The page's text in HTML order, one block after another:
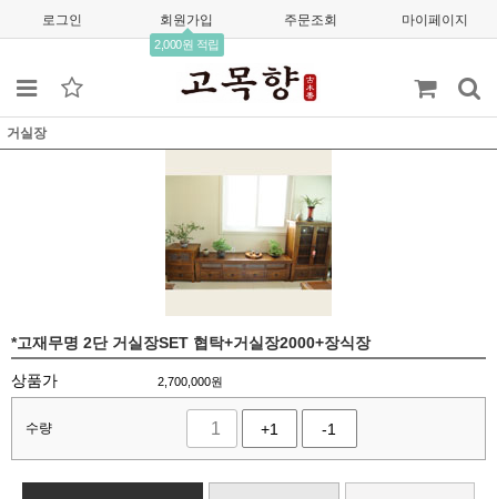
로그인 회원가입
2,000원 적립
주문조회 마이페이지
거실장
*고재무명 2단 거실장SET 협탁+거실장2000+장식장
상품가 2,700,000원
수량 +1 -1